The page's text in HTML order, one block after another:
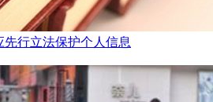
行立法保护个人信息